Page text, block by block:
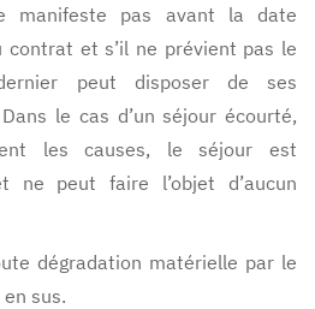
manifeste pas avant la date
contrat et s’il ne prévient pas le
peut disposer de ses
le cas d’un séjour écourté,
les causes, le séjour est
ne peut faire l’objet d’aucun
dégradation matérielle par le
sus.